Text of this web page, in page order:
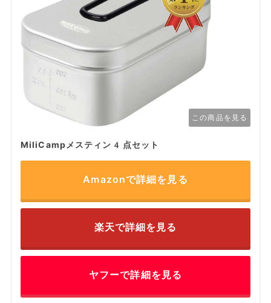
この商品を見る
MiliCampメスティン4点セット
Amazonで詳細を見る
楽天で詳細を見る
ヤフーで詳細を見る